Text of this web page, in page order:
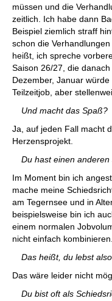
müssen und die
zeitlich. Ich habe dann
Beispiel ziemlich straff
schon die
heißt, ich spreche
Saison 26/27, die
Dezember, Januar
Teilzeitjob, aber
Und macht das Spaß?
Ja, auf jeden Fall macht
Herzensprojekt.
Du hast einen anderen
Im Moment bin ich
mache meine
am Tegernsee und in
beispielsweise bin ich
einem normalen
nicht einfach kombinieren.
Das heißt, du lebst
Das wäre leider nicht
Du bist oft als